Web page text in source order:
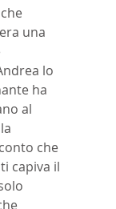
una
lo
ha
al
che
capiva il